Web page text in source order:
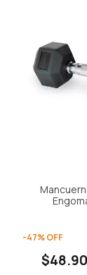
-47%OFF